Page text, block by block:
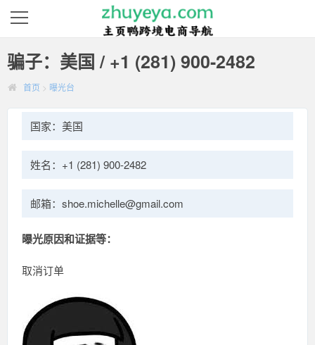
骗子：美国 / +1 (281) 900-2482
首页 > 曝光台
国家：美国
姓名：+1 (281) 900-2482
邮箱：shoe.michelle@gmail.com
曝光原因和证据等：
取消订单